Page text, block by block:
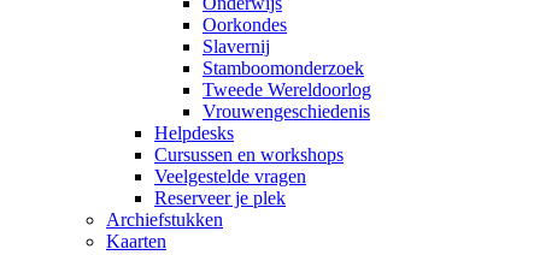
Oorkondes
Slavernij
Stamboomonderzoek
Tweede Wereldoorlog
Vrouwengeschiedenis
Helpdesks
Cursussen en workshops
Veelgestelde vragen
Reserveer je plek
Archiefstukken
Kaarten